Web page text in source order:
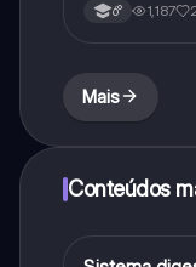
6° 1,187
Mais
Conteúdos